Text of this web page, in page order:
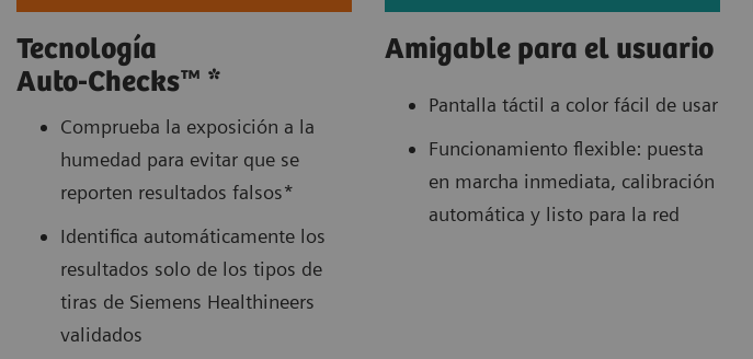
Tecnología
Auto-Checks™ *
Comprueba la exposición a la
humedad para evitar que se
reporten resultados falsos*
Identifica automáticamente los
resultados solo de los tipos de
tiras de Siemens Healthineers
validados
Amigable para el usuario
Pantalla táctil a color fácil de usar
Funcionamiento flexible: puesta
en marcha inmediata, calibración
automática y listo para la red